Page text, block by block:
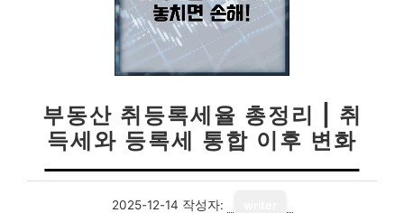
부동산 취등록세율 총정리 | 취
득세와 등록세 통합 이후 변화
2025-12-14 작성자: